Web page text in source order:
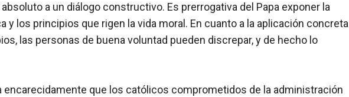
a un diálogo constructivo. Es prerrogativa del Papa exponer la
y los principios que rigen la vida moral. En cuanto a la aplicación concreta
las personas de buena voluntad pueden discrepar, y de hecho lo
encarecidamente que los católicos comprometidos de la administración